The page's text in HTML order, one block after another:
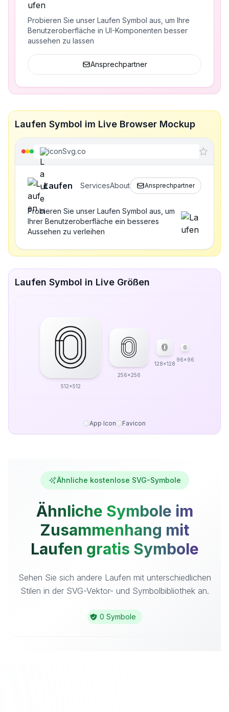
Probieren Sie unser Laufen Symbol aus, um Ihre
Benutzeroberfläche in UI-Komponenten besser
aussehen zu lassen
Ansprechpartner
Laufen Symbol im Live Browser Mockup
iconSvg.co
Laufen ServicesAbout Ansprechpartner
Probieren Sie unser Laufen Symbol aus, um
Ihrer Benutzeroberfläche ein besseres
Aussehen zu verleihen
Laufen Symbol in Live Größen
512x512
256x256
128x128
96x96
App Icon Favicon
Ähnliche kostenlose SVG-Symbole
Ähnliche Symbole im
Zusammenhang mit
Laufen gratis Symbole
Sehen Sie sich andere Laufen mit unterschiedlichen
Stilen in der SVG-Vektor- und Symbolbibliothek an.
0 Symbole